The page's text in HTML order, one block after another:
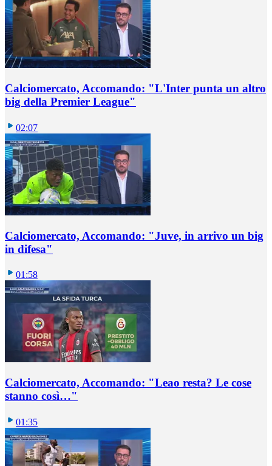
Calciomercato, Accomando: "L'Inter punta un altro
big della Premier League"
02:07
Calciomercato, Accomando: "Juve, in arrivo un big
in difesa"
01:58
Calciomercato, Accomando: "Leao resta? Le cose
stanno così…"
01:35